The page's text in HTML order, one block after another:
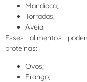
Mandioca;
Torradas;
Aveia.
Esses alimentos
proteínas:
Ovos;
Frango;